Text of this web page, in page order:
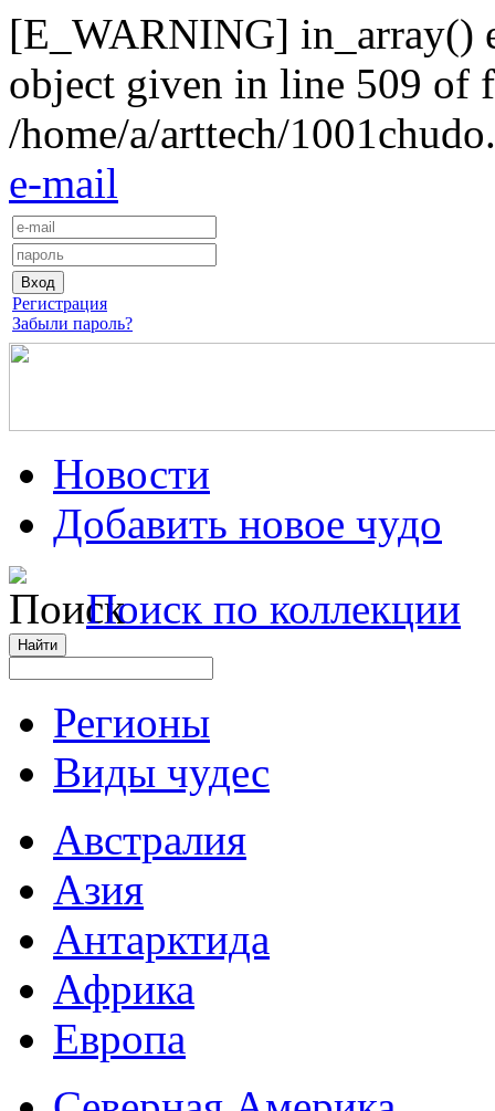
[E_WARNING] in_array()
object given in line 509 of
/home/a/arttech/
e-mail
Регистрация
Забыли пароль?
Новости
Добавить новое чудо
Поиск по коллекции
Регионы
Виды чудес
Австралия
Азия
Антарктида
Африка
Европа